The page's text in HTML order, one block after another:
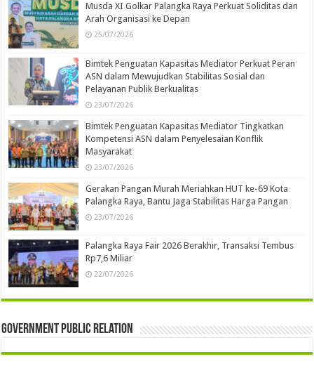
Musda XI Golkar Palangka Raya Perkuat Soliditas dan
Arah Organisasi ke Depan
25/07/2026
Bimtek Penguatan Kapasitas Mediator Perkuat Peran
ASN dalam Mewujudkan Stabilitas Sosial dan
Pelayanan Publik Berkualitas
23/07/2026
Bimtek Penguatan Kapasitas Mediator Tingkatkan
Kompetensi ASN dalam Penyelesaian Konflik
Masyarakat
23/07/2026
Gerakan Pangan Murah Meriahkan HUT ke-69 Kota
Palangka Raya, Bantu Jaga Stabilitas Harga Pangan
23/07/2026
Palangka Raya Fair 2026 Berakhir, Transaksi Tembus
Rp7,6 Miliar
22/07/2026
Government Public Relation